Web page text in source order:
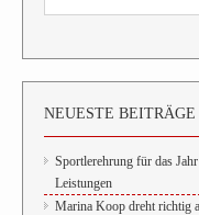
NEUESTE BEITRÄGE
Sportlerehrung für das
Leistungen
Marina Koop dreht richtig